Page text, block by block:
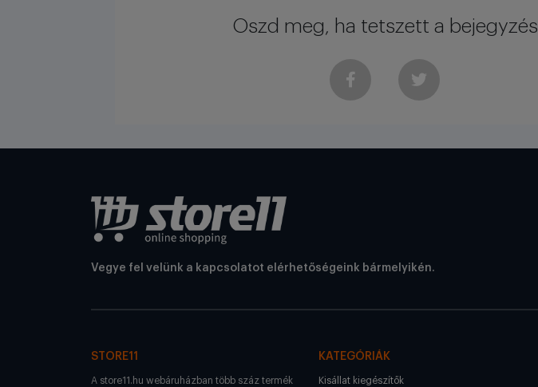
Oszd meg, ha tetszett a bejegyzés
Vegye fel velünk a kapcsolatot elérhetőségeink bármelyikén.
STORE11
A store11.hu webáruházban több száz termék
KATEGÓRIÁK
Kisállat kiegészítők